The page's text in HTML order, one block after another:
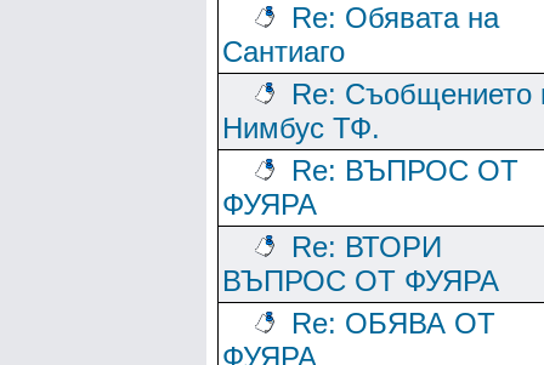
Re: Обявата на
Сантиаго
Re: Съобщението
Нимбус ТФ.
Re: ВЪПРОС ОТ
ФУЯРА
Re: ВТОРИ
ВЪПРОС ОТ ФУЯРА
Re: ОБЯВА ОТ
ФУЯРА